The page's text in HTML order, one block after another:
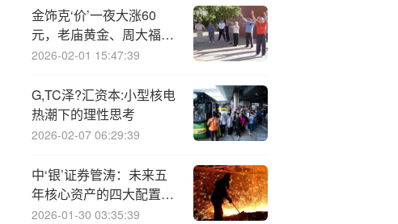
金饰克‘价’一夜大涨60
元，老庙黄金、周大福等
多家上调金饰品售价
2026-02-01 15:47:39
G,TC泽?汇资本:小型核电
热潮下的理性思考
2026-02-07 06:29:39
中‘银’证券管涛：未来五
年核心资产的四大配置方
向
2026-01-30 03:35:39